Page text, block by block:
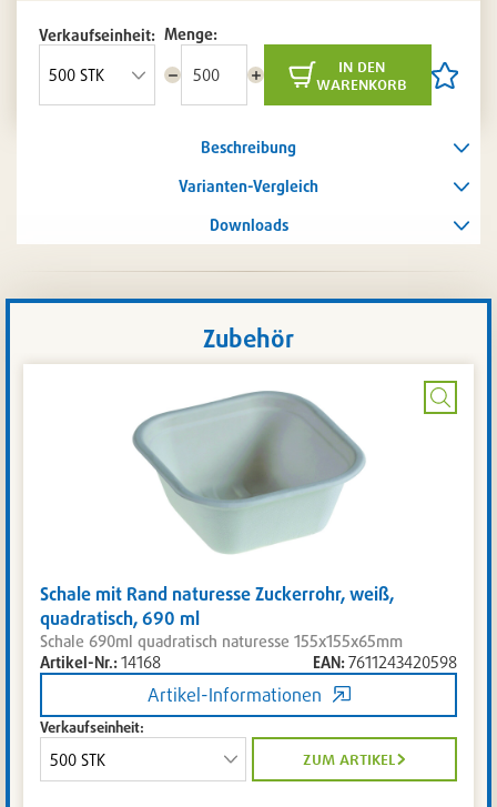
Verkaufseinheit: Menge:
Menge
Menge
in den
warenkorb
Artikel
setzen
Beschreibung
Varianten-Vergleich
Downloads
Zubehör
Bild
Schale mit Rand naturesse Zuckerrohr, weiß,
quadratisch, 690 ml
Schale 690ml quadratisch naturesse 155x155x65mm
Artikel-Nr.:14168 EAN:7611243420598
Artikel-Informationen
Verkaufseinheit:
zum artikel